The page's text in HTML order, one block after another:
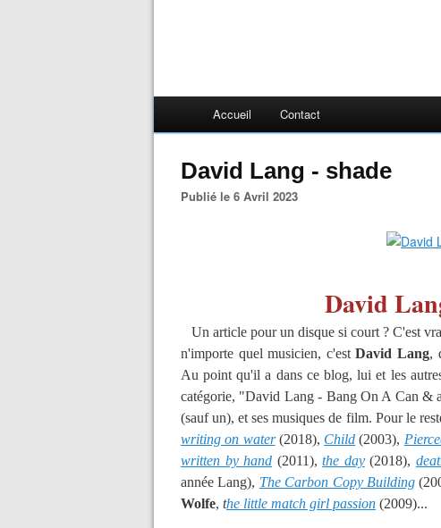
Accueil Contact
David Lang - shade
Publié le 6 Avril 2023
David
Un article pour un disque si court ? C'est
n'importe quel musicien, c'estDavid Lang,
Au point qu'il a dans ce blog, lui et les
catégorie, "David Lang - Bang On A Can &
(sauf un), et ses musiques de film. Pour le
writing on water (2018), Child (2003),
written by hand (2011),the day (2018),
année Lang), The Carbon Copy Building
Wolfe, the little match girl passion (2009)...